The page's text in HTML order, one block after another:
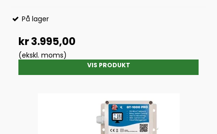
På lager
kr 3.995,00
(ekskl. moms)
VIS PRODUKT